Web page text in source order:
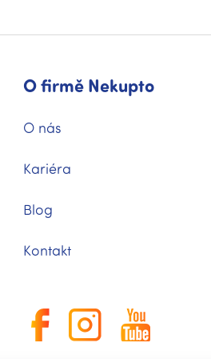
y
i
O firmě Nekupto
O nás
Kariéra
Blog
Kontakt